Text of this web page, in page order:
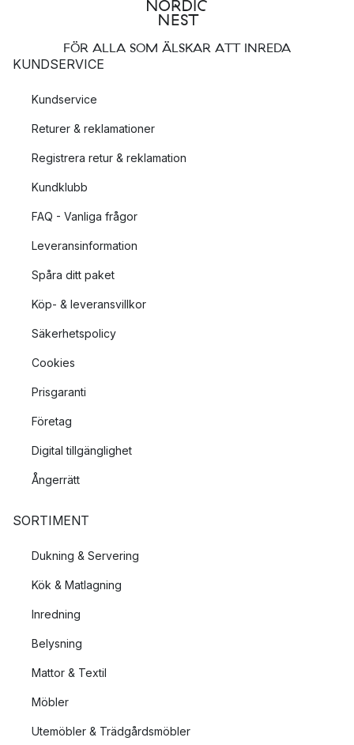
FÖR ALLA SOM ÄLSKAR ATT INREDA
KUNDSERVICE
Kundservice
Returer & reklamationer
Registrera retur & reklamation
Kundklubb
FAQ - Vanliga frågor
Leveransinformation
Spåra ditt paket
Köp- & leveransvillkor
Säkerhetspolicy
Cookies
Prisgaranti
Företag
Digital tillgänglighet
Ångerrätt
SORTIMENT
Dukning & Servering
Kök & Matlagning
Inredning
Belysning
Mattor & Textil
Möbler
Utemöbler & Trädgårdsmöbler